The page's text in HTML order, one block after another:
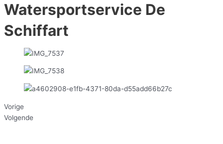
Watersportservice De
Schiffart
Vorige
Volgende